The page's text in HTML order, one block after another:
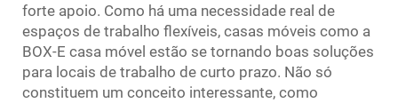
forte apoio. Como há uma necessidade real de
espaços de trabalho flexíveis, casas móveis como a
BOX-E casa móvel estão se tornando boas soluções
para locais de trabalho de curto prazo. Não só
constituem um conceito interessante, como